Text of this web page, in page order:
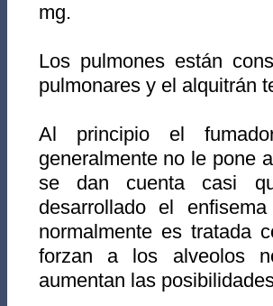
mg.
Los pulmones están
pulmonares y el alquitrán
Al principio el
generalmente no le pone
se dan cuenta casi
desarrollado el
normalmente es tratada
forzan a los alveolos
aumentan las